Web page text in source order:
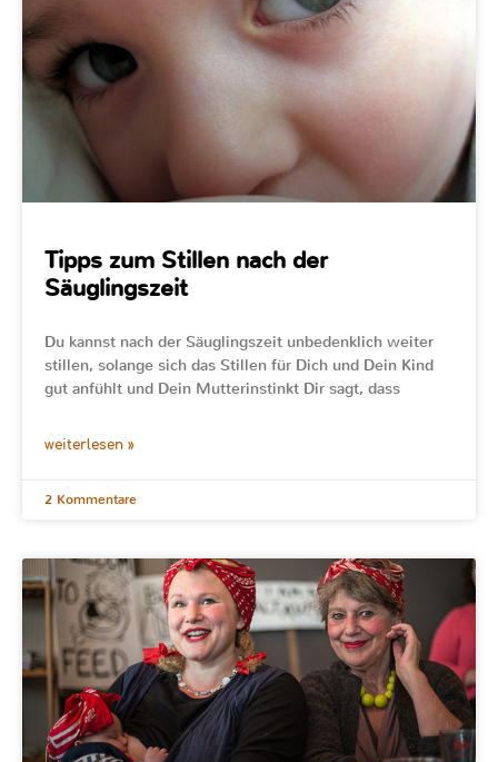
Tipps zum Stillen nach der
Säuglingszeit
Du kannst nach der Säuglingszeit unbedenklich weiter
stillen, solange sich das Stillen für Dich und Dein Kind
gut anfühlt und Dein Mutterinstinkt Dir sagt, dass
weiterlesen »
2 Kommentare